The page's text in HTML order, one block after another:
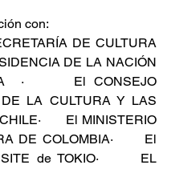
con:
DE CULTURA
DE LA NACIÓN
·      El CONSEJO
LA CULTURA Y LAS
El MINISTERIO
DE COLOMBIA·      El
de TOKIO·      EL